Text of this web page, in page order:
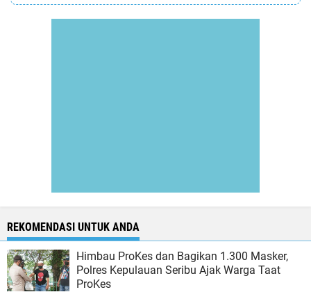
REKOMENDASI UNTUK ANDA
Himbau ProKes dan Bagikan 1.300 Masker,
Polres Kepulauan Seribu Ajak Warga Taat
ProKes